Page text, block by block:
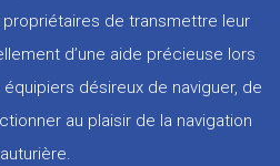
propriétaires de transmettre leur
d’une aide précieuse lors
équipiers désireux de naviguer, de
au plaisir de la navigation